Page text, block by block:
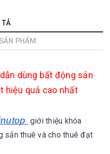
PHẨM
dùng bất động sản
hiệu quả cao nhất
giới thiệu khóa
sản thuê và cho thuê đạt